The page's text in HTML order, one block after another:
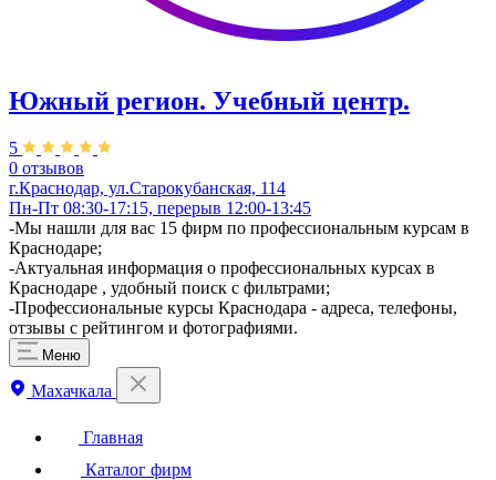
Южный регион. Учебный центр.
5
0 отзывов
г.Краснодар, ул.Старокубанская, 114
Пн-Пт 08:30-17:15, перерыв 12:00-13:45
-Мы нашли для вас 15 фирм по профессиональным курсам в
Краснодаре;
-Актуальная информация о профессиональных курсах в
Краснодаре , удобный поиск с фильтрами;
-Профессиональные курсы Краснодара - адреса, телефоны,
отзывы с рейтингом и фотографиями.
Меню
Махачкала
Главная
Каталог фирм